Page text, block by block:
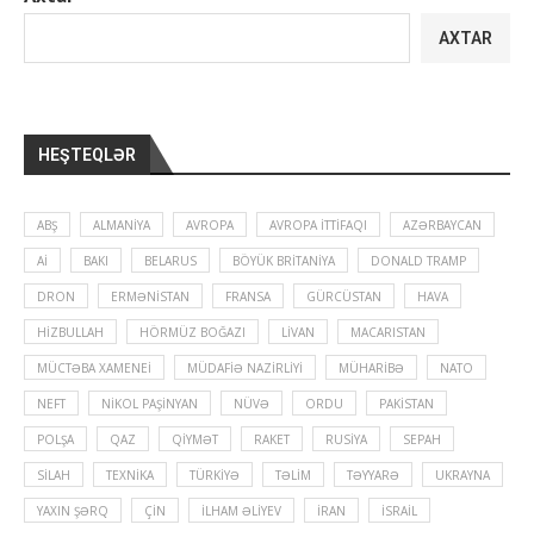
AXTAR
HEŞTEQLƏR
ABŞ ALMANIYA AVROPA AVROPA İTTIFAQI AZƏRBAYCAN
Aİ BAKI BELARUS BÖYÜK BRITANIYA DONALD TRAMP
DRON ERMƏNISTAN FRANSA GÜRCÜSTAN HAVA
HIZBULLAH HÖRMÜZ BOĞAZI LIVAN MACARISTAN
MÜCTƏBA XAMENEI MÜDAFIƏ NAZIRLIYI MÜHARIBƏ NATO
NEFT NIKOL PAŞINYAN NÜVƏ ORDU PAKISTAN
POLŞA QAZ QIYMƏT RAKET RUSIYA SEPAH
SILAH TEXNIKA TÜRKIYƏ TƏLIM TƏYYARƏ UKRAYNA
YAXIN ŞƏRQ ÇIN İLHAM ƏLIYEV İRAN İSRAIL